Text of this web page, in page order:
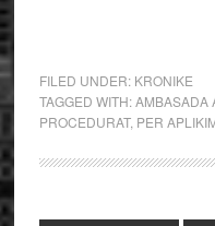
FILED UNDER: KRONIKE
TAGGED WITH:AMBASADA
PROCEDURAT, PER